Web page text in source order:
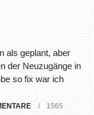
als geplant, aber
der Neuzugänge in
so fix war ich
1565